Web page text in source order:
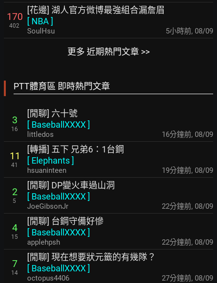
170
402
[花邊] 湖人官方微博最強組合漏詹眉
[ NBA ]
SoulHsu 5小時前, 08/09
更多 近期熱門文章 >>
PTT體育區 即時熱門文章
3
16
[閒聊] 六十號
[ BaseballXXXX]
littledos 16分鐘前, 08/09
11
41
[轉播] 五下 兄弟6：1台鋼
[ Elephants]
hsuaninteen 20分鐘前, 08/09
2
5
[閒聊] DP變火車過山洞
[ BaseballXXXX]
JoeGibsonJr 22分鐘前, 08/09
4
15
[閒聊] 台鋼守備好慘
[ BaseballXXXX]
applehpsh 22分鐘前, 08/09
7
14
[閒聊] 現在想要狀元籤的有幾隊？
[ BaseballXXXX]
octopus4406 27分鐘前, 08/09